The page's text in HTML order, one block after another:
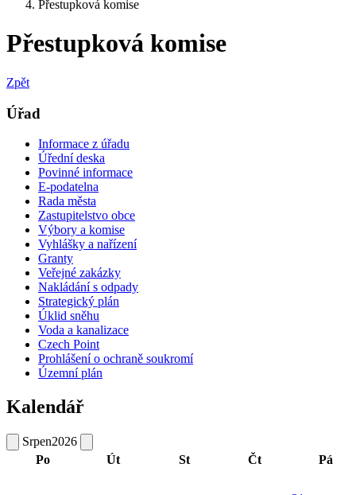
Přestupková komise
Přestupková komise
Zpět
Úřad
Informace z úřadu
Úřední deska
Povinné informace
E-podatelna
Rada města
Zastupitelstvo obce
Výbory a komise
Vyhlášky a nařízení
Granty
Veřejné zakázky
Nakládání s odpady
Strategický plán
Úklid sněhu
Voda a kanalizace
Czech Point
Prohlášení o ochraně soukromí
Územní plán
Kalendář
Srpen2026
Po
Út St Čt Pá